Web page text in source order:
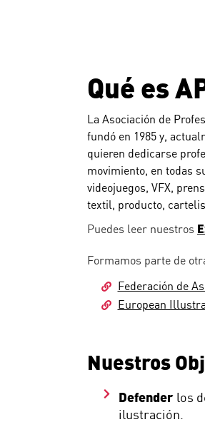
Qué es
La Asociación de
fundó en 1985 y,
quieren dedicarse
movimiento, en todas
videojuegos, VFX,
textil, producto,
Puedes leer nuestros
Formamos parte de
Federación de
European
Nuestros
Defenderlos
ilustración.